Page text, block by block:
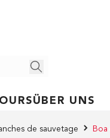
ÜBER UNS
de sauvetage Boa